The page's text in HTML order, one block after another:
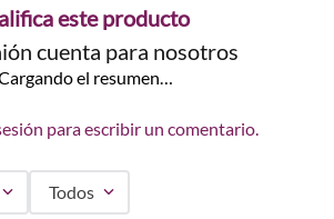
este producto
cuenta para nosotros
el resumen…
para escribir un comentario.
Todos